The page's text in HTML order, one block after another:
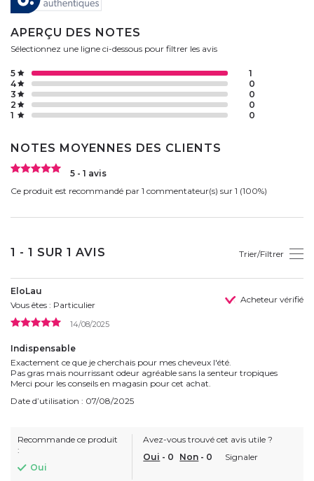
APERÇU DES NOTES
Sélectionnez une ligne ci-dessous pour filtrer les avis
1 0
2 0
3 0
4 0
5 1
NOTES MOYENNES DES CLIENTS
5 - 1 avis
Ce produit est recommandé par 1 commentateur(s) sur 1 (100%)
1 - 1 SUR 1 AVIS Trier/Filtrer
EloLau
Vous êtes : Particulier
Acheteur vérifié
14/08/2025
Indispensable
Exactement ce que je cherchais pour mes cheveux l'été.
Pas gras mais nourrissant odeur agréable sans la senteur tropiques
Merci pour les conseils en magasin pour cet achat.
Date d’utilisation : 07/08/2025
Recommande ce produit
:
Oui
Avez-vous trouvé cet avis utile ?
Oui - 0 Non - 0 Signaler